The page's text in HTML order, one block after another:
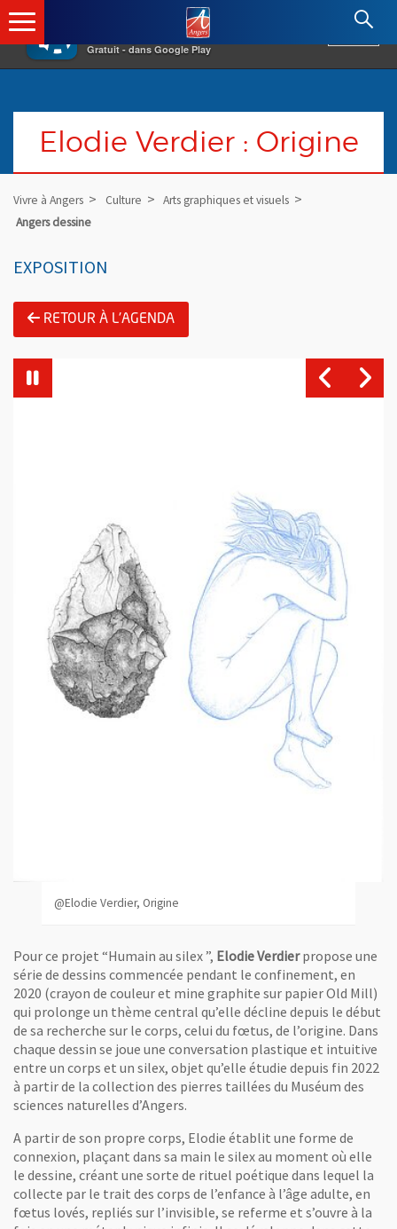
×
Gratuit - dans Google Play
Angers.fr : Retour à l'accueil
Elodie Verdier : Origine
Vivre à Angers Culture
Arts graphiques et visuels
Angers dessine
EXPOSITION
RETOUR À L'AGENDA
@Elodie Verdier, Origine
@Elodie Verdier, Origine
Pour ce projet “Humain au silex ”, Elodie Verdierpropose une
série de dessins commencée pendant le confinement, en
2020 (crayon de couleur et mine graphite sur papier Old Mill)
qui prolonge un thème central qu’elle décline depuis le début
de sa recherche sur le corps, celui du fœtus, de l’origine. Dans
chaque dessin se joue une conversation plastique et intuitive
entre un corps et un silex, objet qu’elle étudie depuis fin 2022
à partir de la collection des pierres taillées du Muséum des
sciences naturelles d’Angers.
A partir de son propre corps, Elodie établit une forme de
connexion, plaçant dans sa main le silex au moment où elle
le dessine, créant une sorte de rituel poétique dans lequel la
collecte par le trait des corps de l’enfance à l’âge adulte, en
fœtus lovés, repliés sur l’invisible, se referme et s’ouvre à la